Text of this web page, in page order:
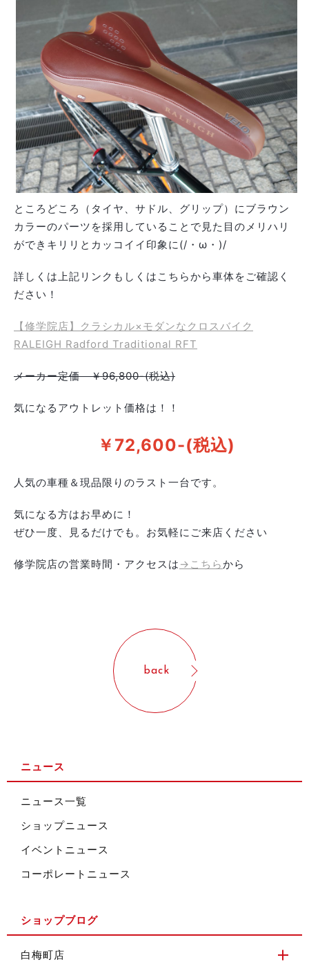
ところどころ（タイヤ、サドル、グリップ）にブラウン
カラーのパーツを採用していることで見た目のメリハリ
ができキリリとカッコイイ印象に(/・ω・)/
詳しくは上記リンクもしくはこちらから車体をご確認く
ださい！
【修学院店】クラシカル×モダンなクロスバイク
RALEIGH Radford Traditional RFT
メーカー定価 ￥96,800-(税込)
気になるアウトレット価格は！！
￥72,600-(税込)
人気の車種＆現品限りのラスト一台です。
気になる方はお早めに！
ぜひ一度、見るだけでも。お気軽にご来店ください
修学院店の営業時間・アクセスは →こちらから
back
ニュース
ニュース一覧
ショップニュース
イベントニュース
コーポレートニュース
ショップブログ
白梅町店